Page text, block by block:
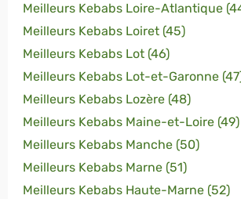
Meilleurs Kebabs Loire-Atlantique
Meilleurs Kebabs Loiret (45)
Meilleurs Kebabs Lot (46)
Meilleurs Kebabs Lot-et-Garonne
Meilleurs Kebabs Lozère (48)
Meilleurs Kebabs Maine-et-Loire (49)
Meilleurs Kebabs Manche (50)
Meilleurs Kebabs Marne (51)
Meilleurs Kebabs Haute-Marne (52)